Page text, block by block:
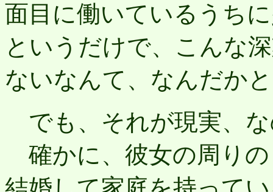
面目に働いているうち
というだけで、こんな
ないなんて、なんだか
でも、それが現実、
確かに、彼女の周り